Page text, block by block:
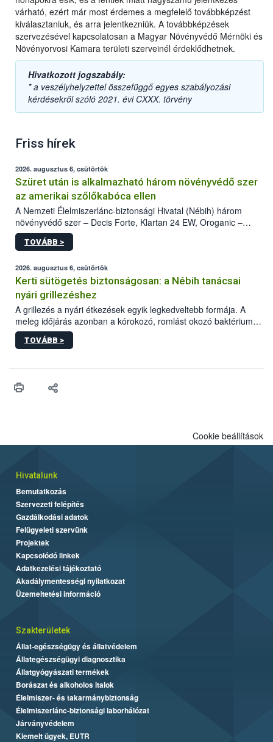
várható, ezért már most érdemes a megfelelő továbbképzést
kiválasztaniuk, és arra jelentkezniük. A továbbképzések
szervezésével kapcsolatosan a Magyar Növényvédő Mérnöki és
Növényorvosi Kamara területi szerveinél érdeklődhetnek.
Hivatkozott jogszabály:
* a veszélyhelyzettel összefüggő egyes szabályozási
kérdésekről szóló 2021. évi CXXX. törvény
Friss hírek
2026. augusztus 6, csütörtök
Szüret után is alkalmazható három növényvédő szer
az amerikai szőlőkabóca ellen
A Nemzeti Élelmiszerlánc-biztonsági Hivatal (Nébih) három
növényvédő szer – Decis Forte, Klartan 24 EW, Oroganic –
engedélyokiratát módosította, így azok a szüretet követően,
egészen a vesszőérettség (BBCH 91) stádiumáig
érésű szőlőkben is legyen lehetőség a károsító elleni további
védekezésre. Az Oroganic készítmény kis kiszerelésben kiskerti
felhasználók számára is elérhető és ökológiai termesztésben is
engedélyezett.
TOVÁBB >
2026. augusztus 6, csütörtök
Kerti sütögetés biztonságosan: a Nébih tanácsai
nyári grillezéshez
A grillezés a nyári étkezések egyik legkedveltebb formája. A
meleg időjárás azonban a kórokozó, romlást okozó baktériumok
gyorsabb szaporodásának is kedvez. A szabadtéri sütögetés
ezért nem csupán a megfelelő sütési technikáról szól: legalább
higiéniai szabályok betartása, a megfelelő hőkezelés, valamint a
biztonsági Hivatal (Nébih) Oktatási Programja összegyűjtötte a
TOVÁBB >
Cookie beállítások
Hivatalunk
Bemutatkozás
Szervezeti felépítés
Gazdálkodási adatok
Felügyeleti szervünk
Projektek
Kapcsolódó linkek
Adatkezelési tájékoztató
Akadálymentességi nyilatkozat
Üzemeltetési információ
Szakterületek
Állat-egészségügy és állatvédelem
Állategészségügyi diagnosztika
Állatgyógyászati termékek
Borászat és alkoholos italok
Élelmiszer- és takarmánybiztonság
Élelmiszerlánc-biztonsági laborhálózat
Járványvédelem
Kiemelt ügyek, EUTR